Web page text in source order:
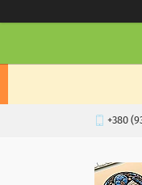
+380